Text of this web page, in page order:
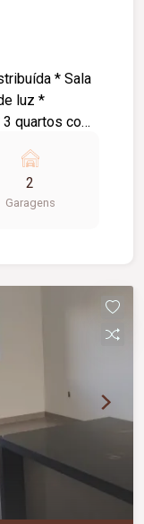
* Sala
luz *
quartos com
* 1
*
para
* Energia
2
Garagens